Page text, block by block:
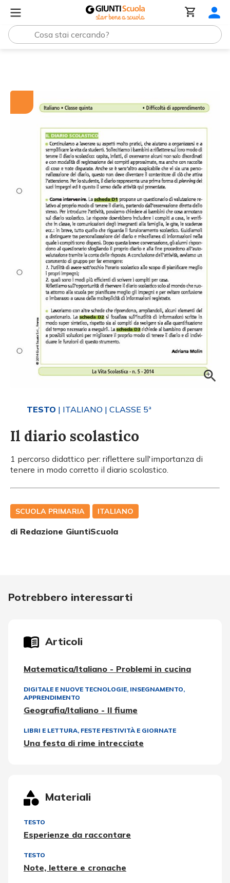
TESTO | ITALIANO | CLASSE 5ª
Il diario scolastico
1 percorso didattico per: riflettere sull'importanza di
tenere in modo corretto il diario scolastico.
SCUOLA PRIMARIA ITALIANO
di Redazione GiuntiScuola
Potrebbero interessarti
Articoli
Matematica/Italiano - Problemi in cucina
DIGITALE E NUOVE TECNOLOGIE, INSEGNAMENTO,
APPRENDIMENTO
Geografia/Italiano - Il fiume
LIBRI E LETTURA, FESTE FESTIVITÀ E GIORNATE
Una festa di rime intrecciate
Materiali
TESTO
Esperienze da raccontare
TESTO
Note, lettere e cronache